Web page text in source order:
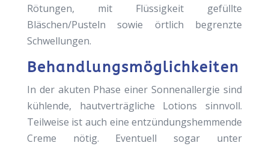
Rötungen, mit Flüssigkeit gefüllte
Bläschen/Pusteln sowie örtlich begrenzte
Schwellungen.
Behandlungsmöglichkeiten
In der akuten Phase einer Sonnenallergie sind
kühlende, hautverträgliche Lotions sinnvoll.
Teilweise ist auch eine entzündungshemmende
Creme nötig. Eventuell sogar unter